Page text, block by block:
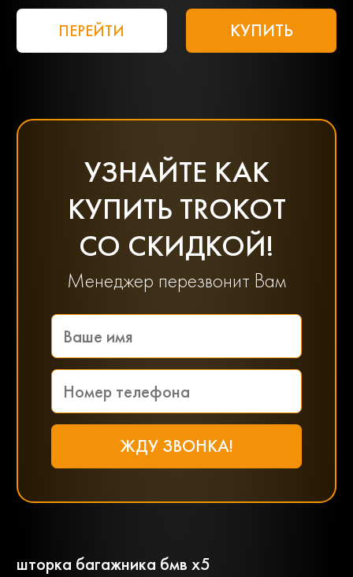
ПЕРЕЙТИ КУПИТЬ
УЗНАЙТЕ КАК
КУПИТЬ TROKOT
СО СКИДКОЙ!
Менеджер перезвонит Вам
шторка багажника бмв х5